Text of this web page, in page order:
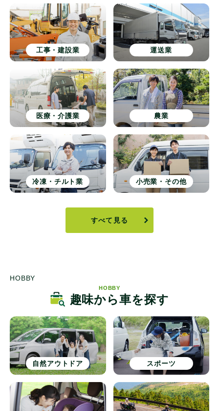
工事・建設業 運送業
医療・介護業 農業
冷凍・チルト業 小売業・その他
すべて見る
HOBBY
HOBBY
趣味から車を探す
自然アウトドア スポーツ